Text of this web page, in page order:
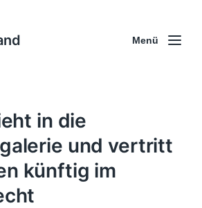
Menü
in die
und vertritt
künftig im